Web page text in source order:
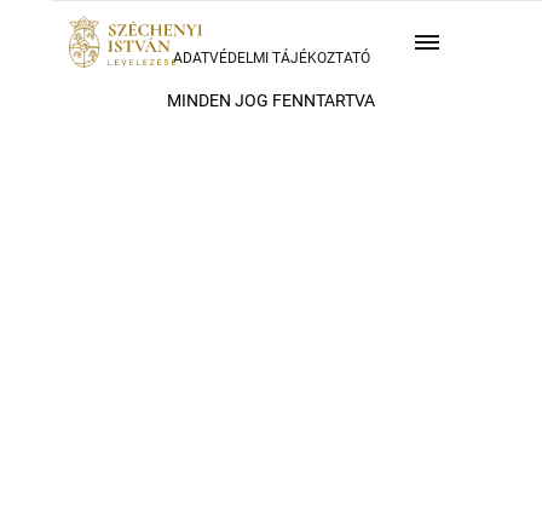
MINDEN JOG FENNTARTVA
ADATVÉDELMI TÁJÉKOZTATÓ